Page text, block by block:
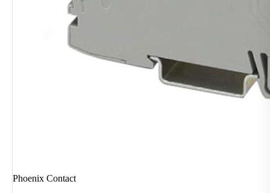
Phoenix Contact